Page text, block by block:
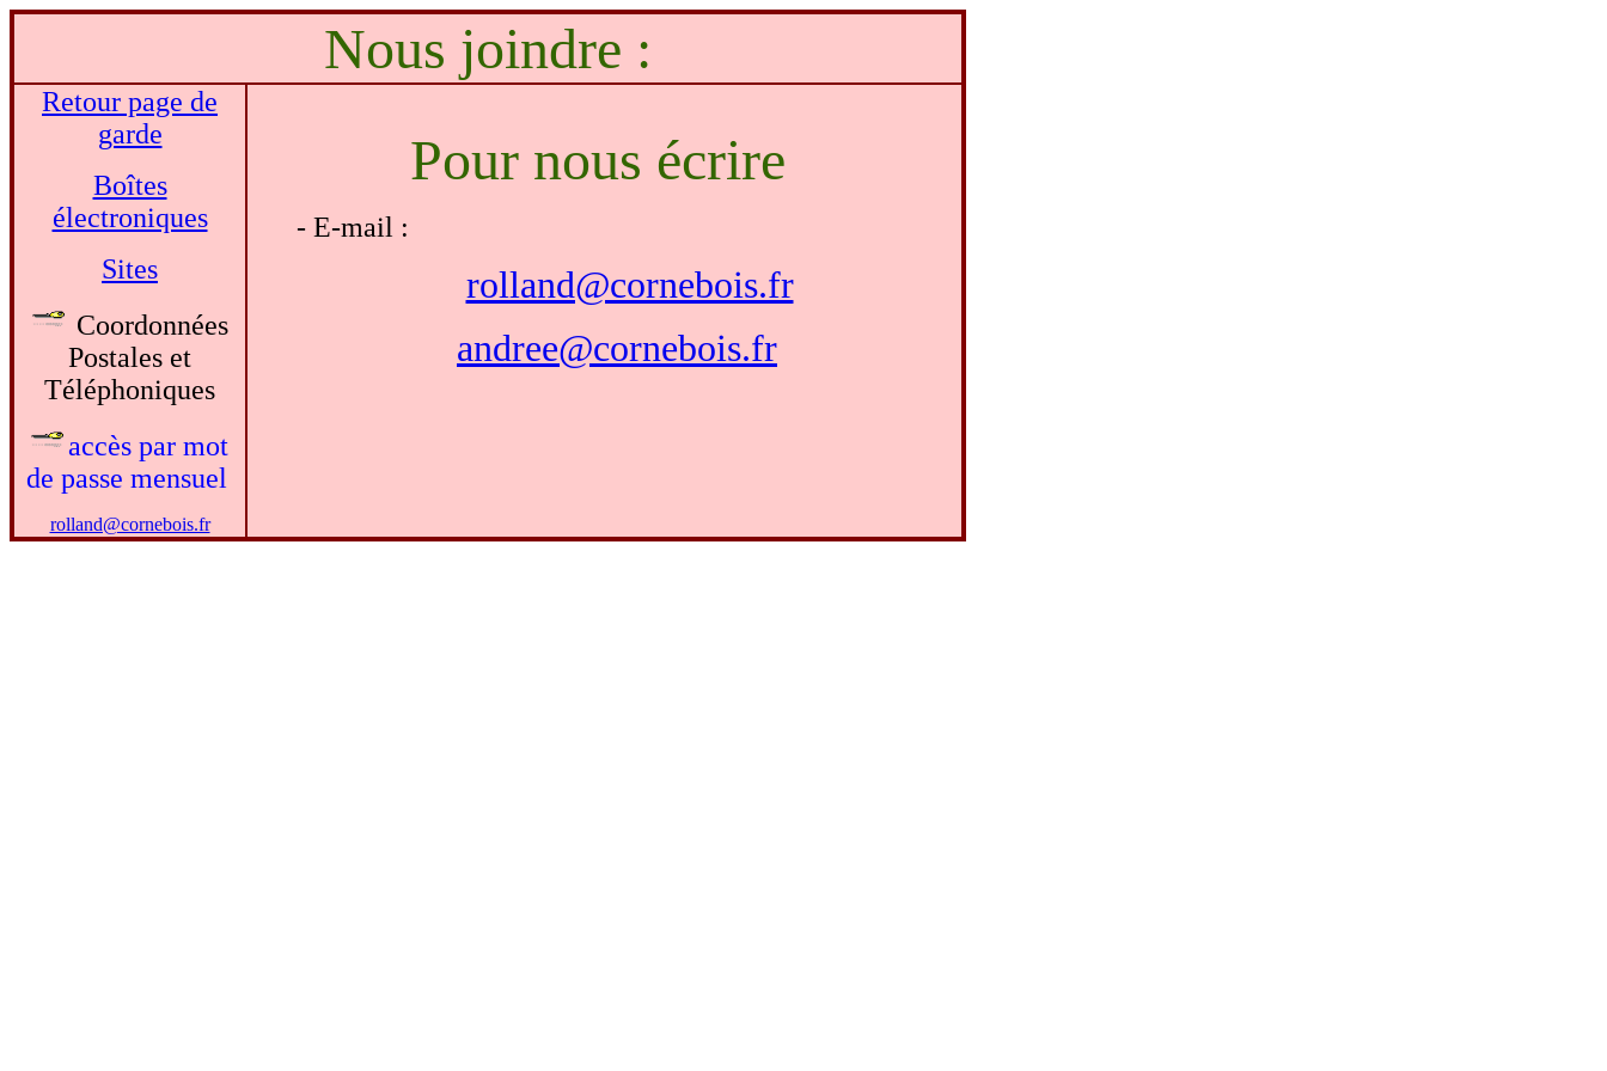
Nous joindre :
Retour page de
garde
Boîtes
électroniques
Sites
Coordonnées
Postales et
Téléphoniques
accès par mot
de passe mensuel
rolland@cornebois.fr
Pour nous écrire
- E-mail :
rolland@cornebois.fr
andree@cornebois.fr